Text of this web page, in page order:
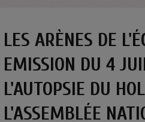
LES ARÈNES DE
EMISSION DU 4
L'AUTOPSIE DU
L'ASSEMBLÉE